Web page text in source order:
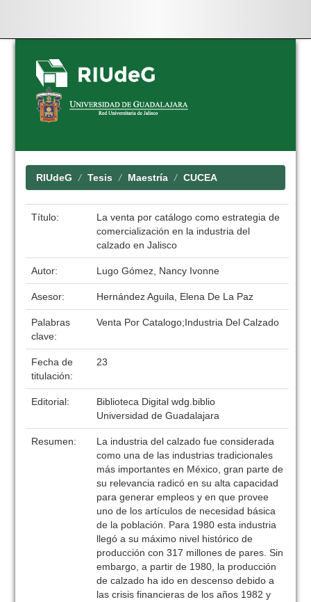
Skip
navigation
RIUdeG Tesis Maestría CUCEA
Título:
La venta por catálogo como estrategia de
comercialización en la industria del
calzado en Jalisco
Autor: Lugo Gómez, Nancy Ivonne
Asesor: Hernández Aguila, Elena De La Paz
Palabras
clave:
Venta Por Catalogo;Industria Del Calzado
Fecha de
titulación:
23
Editorial:
Biblioteca Digital wdg.biblio
Universidad de Guadalajara
Resumen:
La industria del calzado fue considerada
como una de las industrias tradicionales
más importantes en México, gran parte de
su relevancia radicó en su alta capacidad
para generar empleos y en que provee
uno de los artículos de necesidad básica
de la población. Para 1980 esta industria
llegó a su máximo nivel histórico de
producción con 317 millones de pares. Sin
embargo, a partir de 1980, la producción
de calzado ha ido en descenso debido a
las crisis financieras de los años 1982 y